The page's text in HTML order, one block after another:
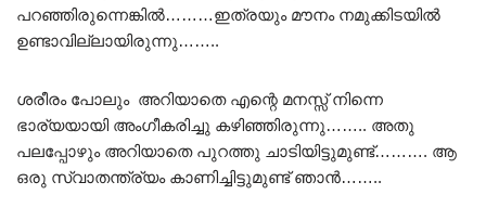
പറഞ്ഞിരുന്നെങ്കിൽ………ഇത്രയും മൗനം നമുക്കിടയിൽ
ഉണ്ടാവില്ലായിരുന്നു……..
ശരീരം പോലും അറിയാതെ എന്റെ മനസ്സ് നിന്നെ
ഭാര്യയായി അംഗീകരിച്ചു കഴിഞ്ഞിരുന്നു…….. അതു
പലപ്പോഴും അറിയാതെ പുറത്തു ചാടിയിട്ടുമുണ്ട്………. ആ
ഒരു സ്വാതന്ത്ര്യം കാണിച്ചിട്ടുമുണ്ട് ഞാൻ……..